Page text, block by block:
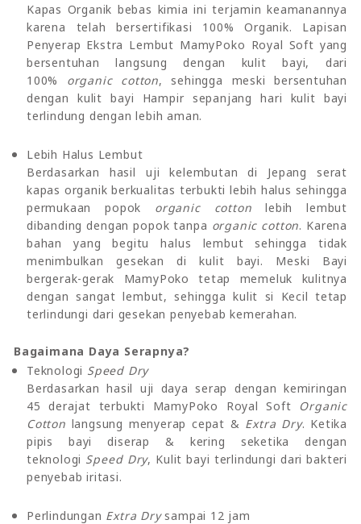
Kapas Organik bebas kimia ini terjamin keamanannya
karena telah bersertifikasi 100% Organik. Lapisan
Penyerap Ekstra Lembut MamyPoko Royal Soft yang
bersentuhan langsung dengan kulit bayi, dari
100% organic cotton, sehingga meski bersentuhan
dengan kulit bayi Hampir sepanjang hari kulit bayi
terlindung dengan lebih aman.
Lebih Halus Lembut
Berdasarkan hasil uji kelembutan di Jepang serat
kapas organik berkualitas terbukti lebih halus sehingga
permukaan popok organic cotton lebih lembut
dibanding dengan popok tanpa organic cotton. Karena
bahan yang begitu halus lembut sehingga tidak
menimbulkan gesekan di kulit bayi. Meski Bayi
bergerak-gerak MamyPoko tetap memeluk kulitnya
dengan sangat lembut, sehingga kulit si Kecil tetap
terlindungi dari gesekan penyebab kemerahan.
Bagaimana Daya Serapnya?
Teknologi Speed Dry
Berdasarkan hasil uji daya serap dengan kemiringan
45 derajat terbukti MamyPoko Royal Soft Organic
Cotton langsung menyerap cepat & Extra Dry. Ketika
pipis bayi diserap & kering seketika dengan
teknologi Speed Dry, Kulit bayi terlindungi dari bakteri
penyebab iritasi.
Perlindungan Extra Drysampai 12 jam